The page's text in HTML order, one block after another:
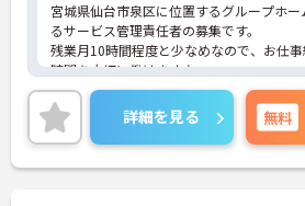
宮城県仙台市泉区に位置するグループホー
るサービス管理責任者の募集です。
残業月10時間程度と少なめなので、お仕事
時間を大切に働けます♪
昇給年2回の実績あり！あなたの頑張りが
やすい環境です◎
ご興味のある方には面接ポイントをお伝え
で、お気軽にお問い合わせください！
詳細を見る 無料